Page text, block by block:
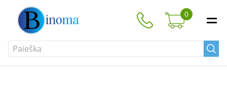
0